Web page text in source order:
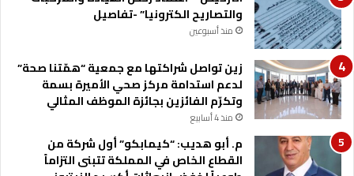
ع
م
ا
ي
س
م
ى
ب
ج
م
ى
ب
ج
م
ا
ع
ة
ا
والتصاريح الكترونيا” -تفاصيل
منذ أسبوعين
زين تواصل شراكتها مع جمعية “همّتنا صحة”
لدعم استدامة مركز صحي الأميرة بسمة
وتكرّم الفائزين بجائزة الموظف المثالي
منذ 4 أسابيع
م. أبو هديب: “كيمابكو” أول شركة من
القطاع الخاص في المملكة تتبنى التزاماً